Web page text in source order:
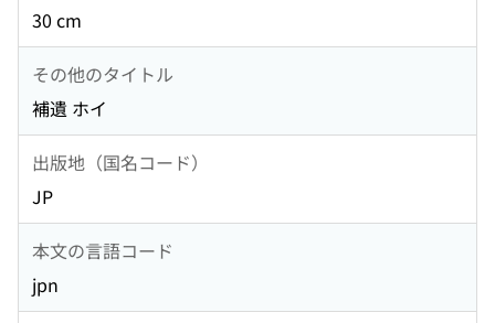
30 cm
その他のタイトル
補遺 ホイ
出版地（国名コード）
JP
本文の言語コード
jpn